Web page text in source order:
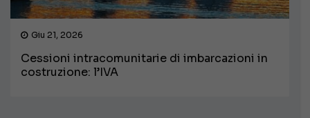
Giu 21, 2026
Cessioni intracomunitarie di imbarcazioni in
costruzione: l’IVA